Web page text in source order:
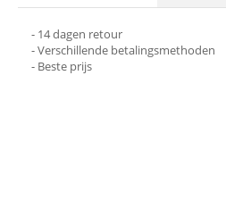
- 14 dagen retour
- Verschillende betalingsmethoden
- Beste prijs